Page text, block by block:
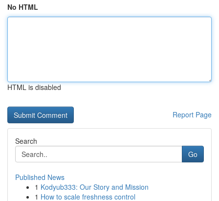
No HTML
HTML is disabled
Report Page
Search
Go
Published News
1 Kodyub333: Our Story and Mission
1 How to scale freshness control